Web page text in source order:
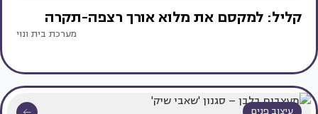
קליל: למקסם את מלוא אורך רצפה-תקרה
מערכת בית ונוי
עיצוב פנים